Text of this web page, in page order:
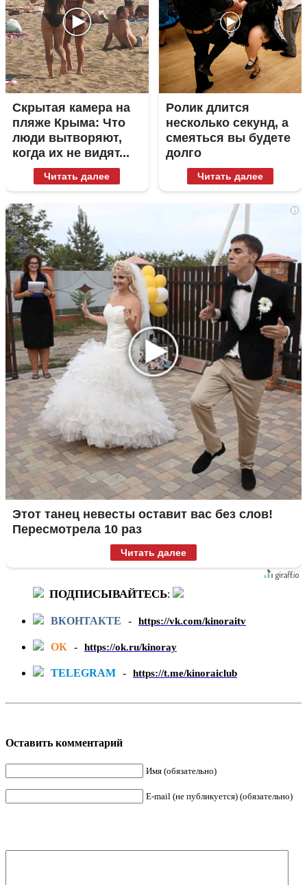
Скрытая камера на
пляже Крыма: Что
люди вытворяют,
когда их не видят...
Читать далее
Ролик длится
несколько секунд, а
смеяться вы будете
долго
Читать далее
i
Этот танец невесты оставит вас без слов!
Пересмотрела 10 раз
Читать далее
ПОДПИСЫВАЙТЕСЬ:
ВКОНТАКТЕ - https://vk.com/kinoraitv
ОК - https://ok.ru/kinoray
TELEGRAM - https://t.me/kinoraiclub
Оставить комментарий
Имя (обязательно)
E-mail (не публикуется) (обязательно)